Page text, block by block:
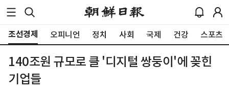
조선경제 오피니언 정치 사회 국제 건강 스포츠
140조원 규모로 클 '디지털 쌍둥이'에 꽂힌
기업들